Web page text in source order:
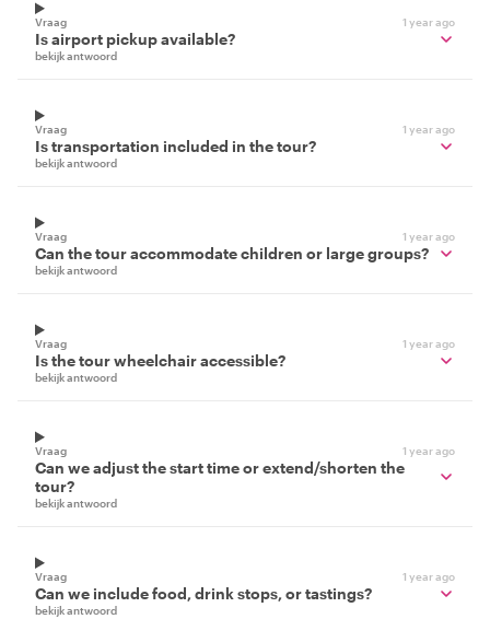
Vraag 1 year ago
Is airport pickup available?
bekijk antwoord
Vraag 1 year ago
Is transportation included in the tour?
bekijk antwoord
Vraag 1 year ago
Can the tour accommodate children or large groups?
bekijk antwoord
Vraag 1 year ago
Is the tour wheelchair accessible?
bekijk antwoord
Vraag 1 year ago
Can we adjust the start time or extend/shorten the
tour?
bekijk antwoord
Vraag 1 year ago
Can we include food, drink stops, or tastings?
bekijk antwoord